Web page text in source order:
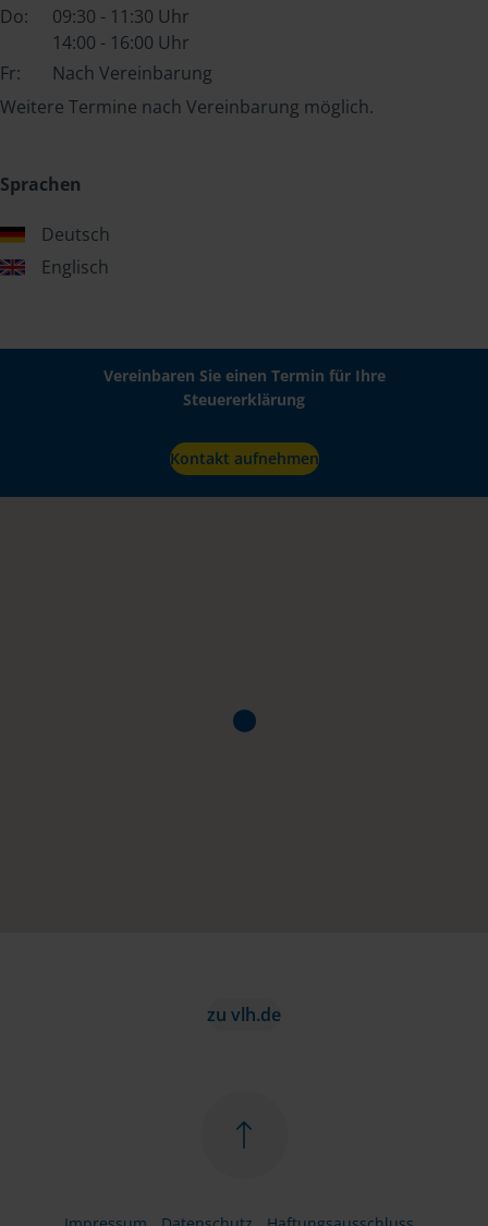
Do:
09:30 - 11:30 Uhr
14:00 - 16:00 Uhr
Fr:
Nach Vereinbarung
Weitere Termine nach Vereinbarung möglich.
Sprachen
Deutsch
Englisch
Vereinbaren Sie einen Termin für Ihre
Steuererklärung
Kontakt aufnehmen
zu vlh.de